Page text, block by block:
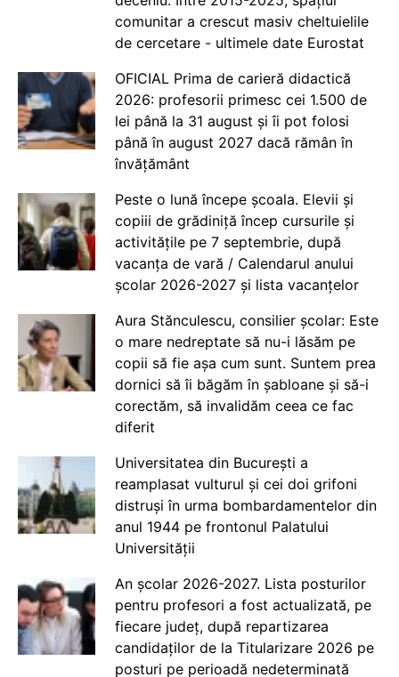
comunitar a crescut masiv cheltuielile
de cercetare - ultimele date Eurostat
OFICIAL Prima de carieră didactică
2026: profesorii primesc cei 1.500 de
lei până la 31 august și îi pot folosi
până în august 2027 dacă rămân în
învățământ
Peste o lună începe școala. Elevii și
copiii de grădiniță încep cursurile și
activitățile pe 7 septembrie, după
vacanța de vară / Calendarul anului
școlar 2026-2027 și lista vacanțelor
Aura Stănculescu, consilier școlar: Este
o mare nedreptate să nu-i lăsăm pe
copii să fie așa cum sunt. Suntem prea
dornici să îi băgăm în șabloane și să-i
corectăm, să invalidăm ceea ce fac
diferit
Universitatea din București a
reamplasat vulturul și cei doi grifoni
distruși în urma bombardamentelor din
anul 1944 pe frontonul Palatului
Universității
An școlar 2026-2027. Lista posturilor
pentru profesori a fost actualizată, pe
fiecare județ, după repartizarea
candidaților de la Titularizare 2026 pe
posturi pe perioadă nedeterminată